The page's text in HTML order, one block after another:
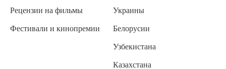
Рецензии на фильмы
Фестивали и кинопремии
Украины
Белорусии
Узбекистана
Казахстана